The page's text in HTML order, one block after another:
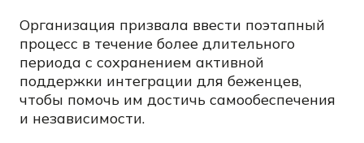
Организация призвала ввести поэтапный
процесс в течение более длительного
периода с сохранением активной
поддержки интеграции для беженцев,
чтобы помочь им достичь самообеспечения
и независимости.